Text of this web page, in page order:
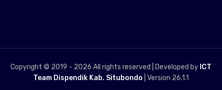
Copyright © 2019 - 2026 All rights reserved | Developed by ICT
Team Dispendik Kab. Situbondo | Version 26.1.1